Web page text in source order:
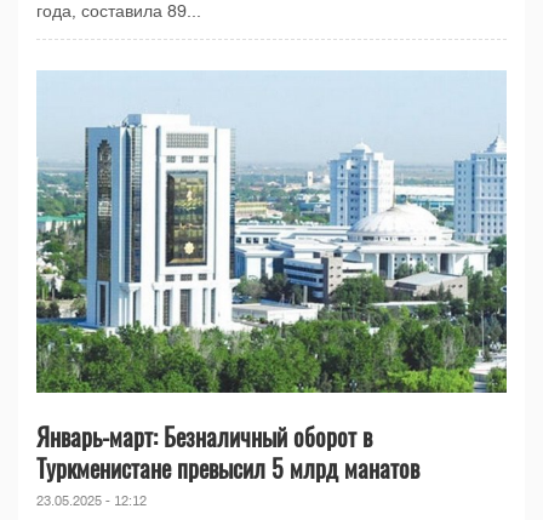
года, составила 89...
Январь-март: Безналичный оборот в
Туркменистане превысил 5 млрд манатов
23.05.2025 - 12:12